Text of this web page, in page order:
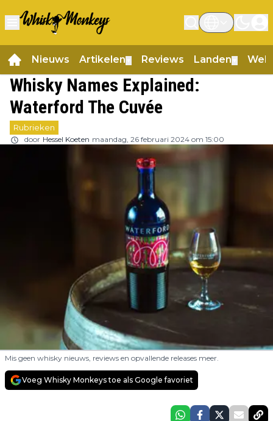
Nieuws Artikelen Reviews Landen
Whisky Names Explained:
Waterford The Cuvée
Rubrieken
door Hessel Koeten maandag, 26 februari 2024 om 15:00
Mis geen whisky nieuws, reviews en opvallende releases meer.
Voeg Whisky Monkeys toe als Google favoriet